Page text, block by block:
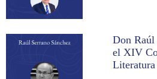
Don Raúl
el XIV